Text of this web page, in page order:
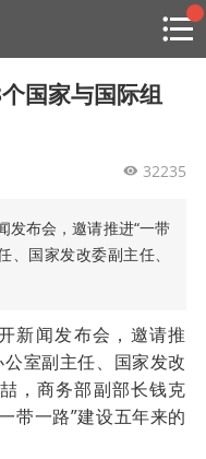
国家与国际组
32235
发布会，邀请推进“一带
国家发改委副主任、
新闻发布会，邀请推
室副主任、国家发改
，商务部副部长钱克
带一路”建设五年来的
贸金说图
专家投稿
聘